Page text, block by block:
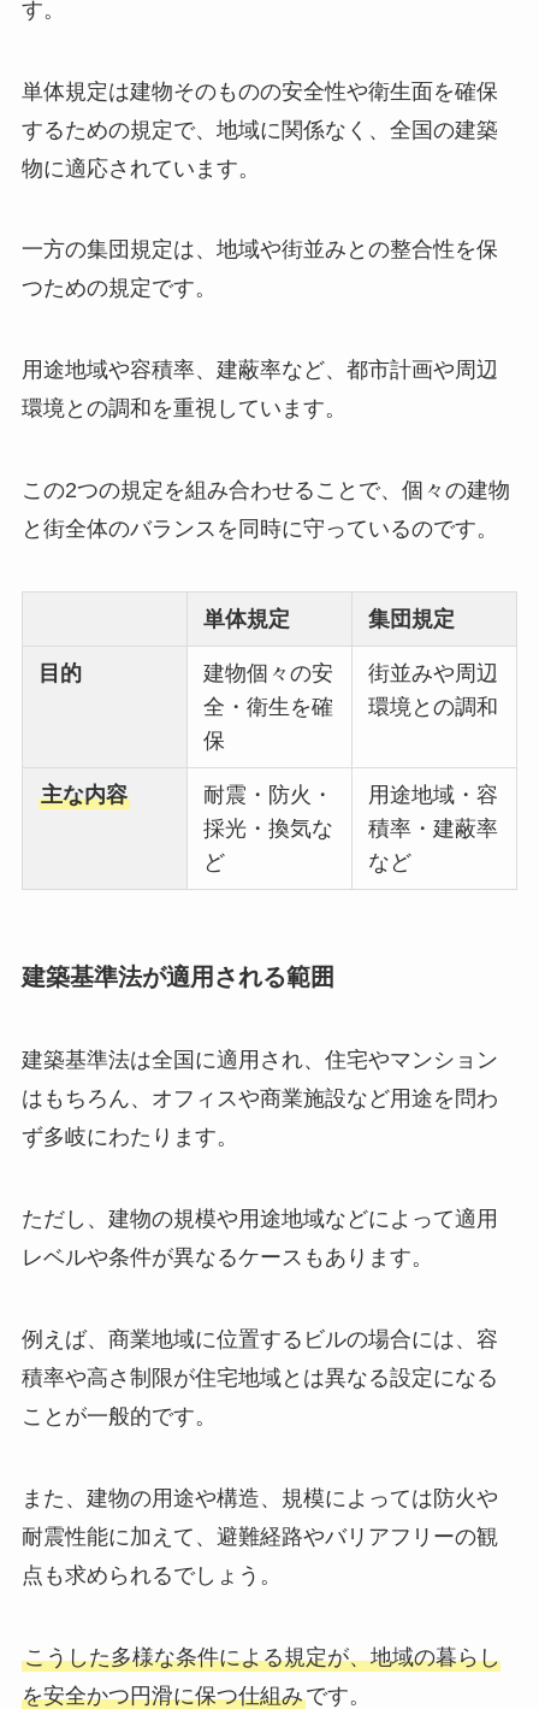
す。
単体規定は建物そのものの安全性や衛生面を確保
するための規定で、地域に関係なく、全国の建築
物に適応されています。
一方の集団規定は、地域や街並みとの整合性を保
つための規定です。
用途地域や容積率、建蔽率など、都市計画や周辺
環境との調和を重視しています。
この2つの規定を組み合わせることで、個々の建物
と街全体のバランスを同時に守っているのです。
単体規定 集団規定
目的
建物個々の安
全・衛生を確
保
街並みや周辺
環境との調和
主な内容
耐震・防火・
採光・換気な
ど
用途地域・容
積率・建蔽率
など
建築基準法が適用される範囲
建築基準法は全国に適用され、住宅やマンション
はもちろん、オフィスや商業施設など用途を問わ
ず多岐にわたります。
ただし、建物の規模や用途地域などによって適用
レベルや条件が異なるケースもあります。
例えば、商業地域に位置するビルの場合には、容
積率や高さ制限が住宅地域とは異なる設定になる
ことが一般的です。
また、建物の用途や構造、規模によっては防火や
耐震性能に加えて、避難経路やバリアフリーの観
点も求められるでしょう。
こうした多様な条件による規定が、地域の暮らし
を安全かつ円滑に保つ仕組みです。